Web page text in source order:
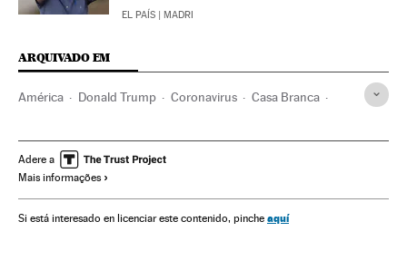
EL PAÍS | MADRI
ARQUIVADO EM
América Donald Trump Coronavirus Casa Branca
Emergencia sanitaria Contágio
Partido Republicano EUA
Adere a
Mais informações
Si está interesado en licenciar este contenido, pinche aquí